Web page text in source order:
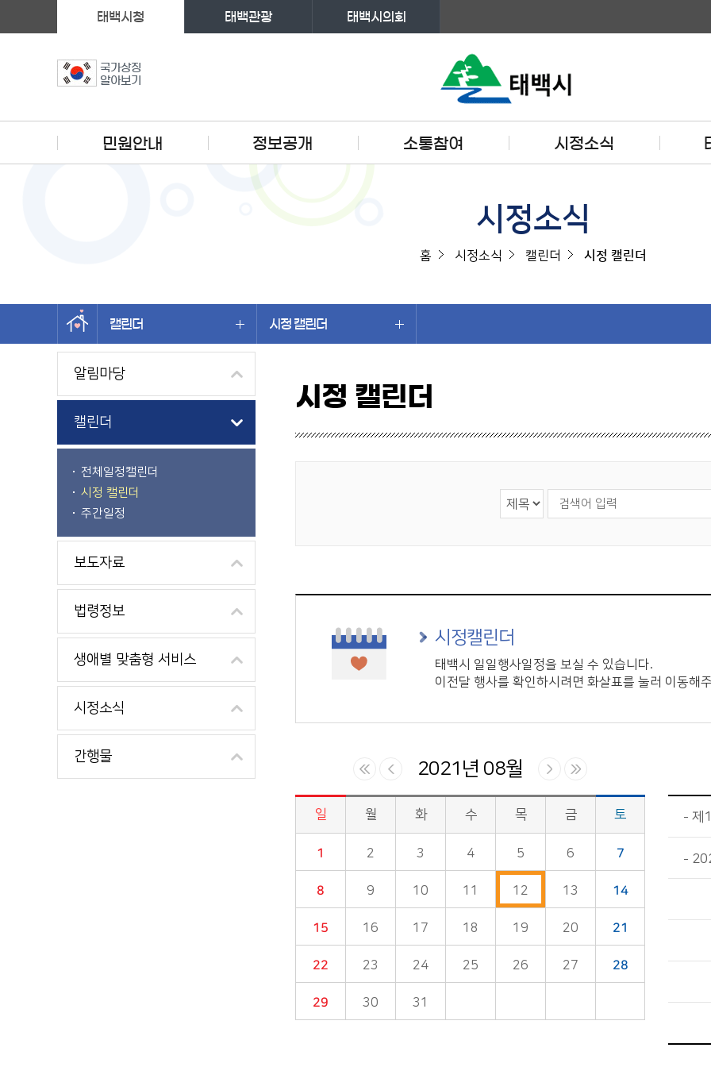
국가상징
알아보기
태백시청 태백관광 태백시의회
민원안내 정보공개 소통참여 시정소식
시정소식
홈 시정소식 캘린더 시정 캘린더
캘린더 시정 캘린더
왼쪽메뉴
알림마당
캘린더
전체일정캘린더
시정 캘린더
주간일정
보도자료
법령정보
생애별 맞춤형 서비스
시정소식
간행물
시정 캘린더
시정캘린더
태백시 일일행사일정을 보실 수 있습니다.
이전달 행사를 확인하시려면 화살표를 눌러 이동해
2021년 08월
시정소식>시정 캘린더 게시판의 (2021년 08월) 달력형태로 일정명, 일정내용을 제공합니다.
일 월 화 수 목 금 토
1 2 3 4 5 6 7
8 9 10 11 12 13 14
15 16 17 18 19 20 21
22 23 24 25 26 27 28
29 30 31
제